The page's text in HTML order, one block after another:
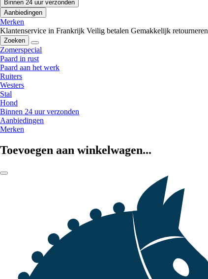
Binnen 24 uur verzonden
Aanbiedingen
Merken
Klantenservice in Frankrijk Veilig betalen Gemakkelijk retourneren
Zoeken
Zomerspecial
Paard in rust
Paard aan het werk
Ruiters
Westers
Stal
Hond
Binnen 24 uur verzonden
Aanbiedingen
Merken
Toevoegen aan winkelwagen...